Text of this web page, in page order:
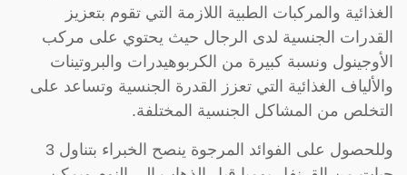
الغذائية والمركبات الطبية اللازمة التي تقوم بتعزيز
القدرات الجنسية لدى الرجال حيث يحتوي على مركب
الأوجينول ونسبة كبيرة من الكربوهيدرات والبروتينات
والألياف الغذائية التي تعزز القدرة الجنسية وتساعد على
التخلص من المشاكل الجنسية المختلفة.
وللحصول على الفوائد المرجوة ينصح الخبراء بتناول 3